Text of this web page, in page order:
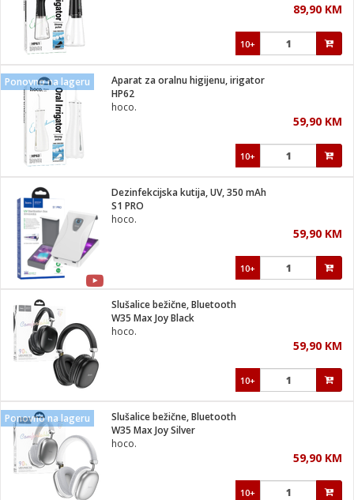
89,90 KM
10+
Ponovno na lageru
Aparat za oralnu higijenu, irigator
HP62
hoco.
59,90 KM
10+
Dezinfekcijska kutija, UV, 350 mAh
S1 PRO
hoco.
59,90 KM
10+
Slušalice bežične, Bluetooth
W35 Max Joy Black
hoco.
59,90 KM
10+
Ponovno na lageru
Slušalice bežične, Bluetooth
W35 Max Joy Silver
hoco.
59,90 KM
10+